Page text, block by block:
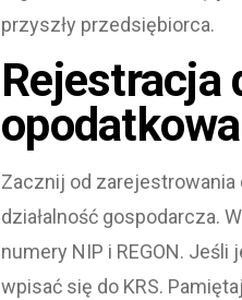
przyszły przedsiębiorca.
Rejestracja
Zacznij od
działalność gospodarcza.
numery NIP i REGON.
wpisać się do KRS.